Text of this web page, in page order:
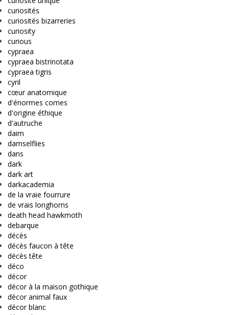
curiosités
curiosités bizarreries
curiosity
curious
cypraea
cypraea bistrinotata
cypraea tigris
cyril
cœur anatomique
d'énormes cornes
d'origine éthique
d'autruche
daim
damselflies
dans
dark
dark art
darkacademia
de la vraie fourrure
de vrais longhorns
death head hawkmoth
debarque
décès
décès faucon à tête
décès tête
déco
décor
décor à la maison gothique
décor animal faux
décor blanc